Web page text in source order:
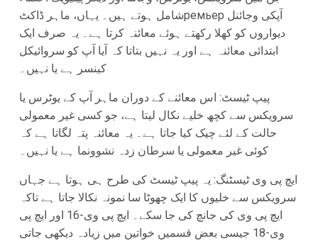
شامل ہوتے ہیں۔ یہاں، ماہر ڈاکٹремьер آپکی وجائنل
دیواروں کو کھلا رکھتے ہوئے معائنہ کرتا ہے۔ یہ صرف ایک
ابتدائی معائنہ ہے اور یہ نہیں بتاتا کہ آیا آپ کو سروائیکل
کینسر ہے یا نہیں۔
پیپ ٹیسٹ: اس معائنے کے دوران ماہر آپ کے یوٹرس یا
سرویکس سے کچھ خلیے نکال لیتا ہے، جو کسی غیر معمولی
حالت کے لئے چیک کیا جاتا ہے۔ یہ معائنہ پتہ لگاتا ہے کہ
کوئی غیر معمولی یا سرطان زدہ نشوونما ہے یا نہیں۔
ایچ پی وی ٹیسٹنگ: یہ پیپ ٹیسٹ کی طرح ہی ہوتا ہے جہاں
سرویکس سے خلیوں کا ایک چھوٹا سا نمونہ نکالا جاتا ہے تاکہ
ایچ پی وی کی جانچ کی جا سکے۔ ایچ پی وی-16 اور ایچ پی
وی-18 جیسی بعض قسمیں خواتین میں زیادہ دیکھی جاتی